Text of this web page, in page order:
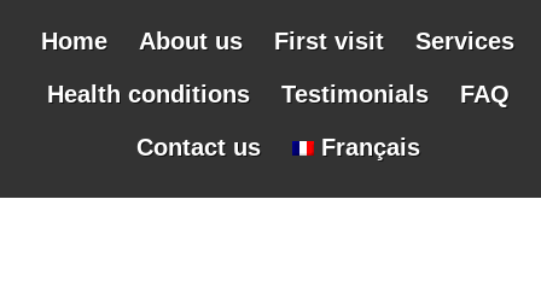
Home About us First visit
Services
Health conditions
Testimonials
FAQ
Contact us
Français